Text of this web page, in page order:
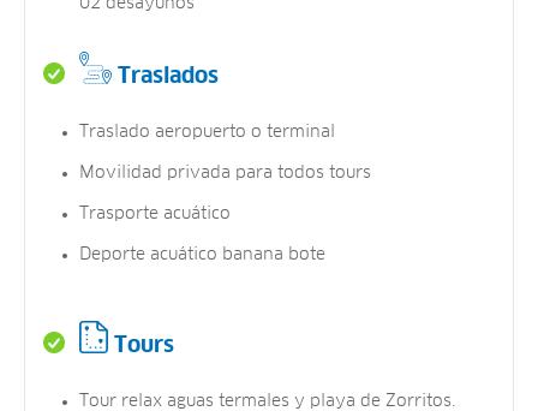
Traslados
Traslado aeropuerto o terminal
Movilidad privada para todos tours
Trasporte acuático
Deporte acuático banana bote
Tours
Tour relax aguas termales y playa de Zorritos.